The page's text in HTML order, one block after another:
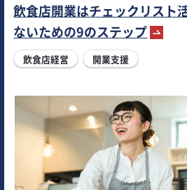
飲食店開業はチェックリスト
ないための9のステップ
飲食店経営 開業支援